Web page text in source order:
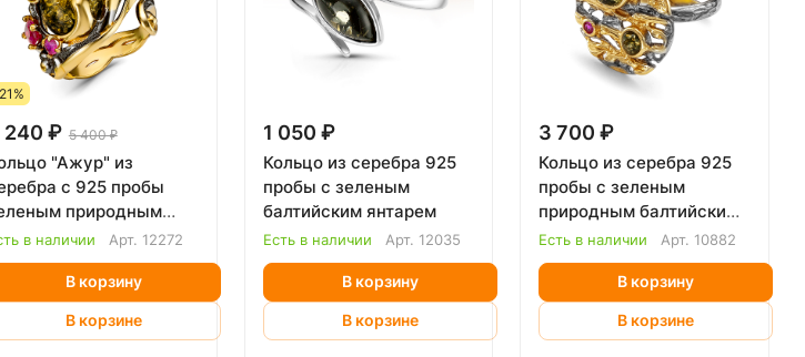
240 ₽ 5 400 ₽
"Ажур" из
с 925 пробы
природным
янтарем
в наличии Арт. 12272
В корзину
В корзине
1 050 ₽
Кольцо из серебра 925
пробы с зеленым
балтийским янтарем
Есть в наличии Арт. 12035
В корзину
В корзине
3 700 ₽
Кольцо из серебра 925
пробы с зеленым
природным балтийским
янтарем
Есть в наличии Арт. 10882
В корзину
В корзине